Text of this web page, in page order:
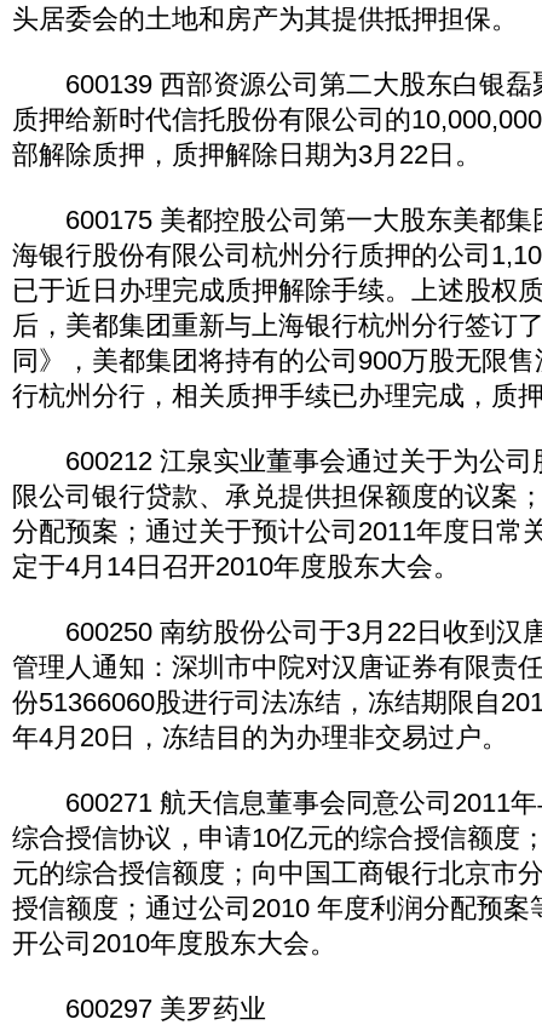
头居委会的土地和房产为其提供抵押担保。
600139 西部资源公司第二大股东白银磊
质押给新时代信托股份有限公司的
部解除质押，质押解除日期为3月22日。
600175 美都控股公司第一大股东美都集
海银行股份有限公司杭州分行质押的公司
已于近日办理完成质押解除手续。上述股权
后，美都集团重新与上海银行杭州分行签订
同》，美都集团将持有的公司900万股无限
行杭州分行，相关质押手续已办理完成，质
600212 江泉实业董事会通过关于为公司
限公司银行贷款、承兑提供担保额度的议案
分配预案；通过关于预计公司2011年度日常
定于4月14日召开2010年度股东大会。
600250 南纺股份公司于3月22日收到汉
管理人通知：深圳市中院对汉唐证券有限责
份51366060股进行司法冻结，冻结期限自
年4月20日，冻结目的为办理非交易过户。
600271 航天信息董事会同意公司2011年
综合授信协议，申请10亿元的综合授信额度
元的综合授信额度；向中国工商银行北京市
授信额度；通过公司2010 年度利润分配预案
开公司2010年度股东大会。
600297 美罗药业